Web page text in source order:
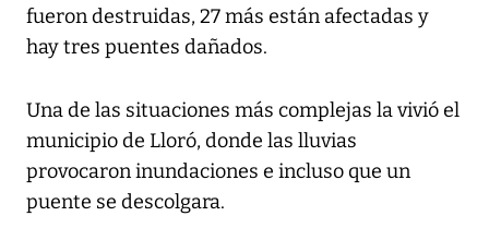
fueron destruidas, 27 más están afectadas y
hay tres puentes dañados.
Una de las situaciones más complejas la vivió el
municipio de Lloró, donde las lluvias
provocaron inundaciones e incluso que un
puente se descolgara.